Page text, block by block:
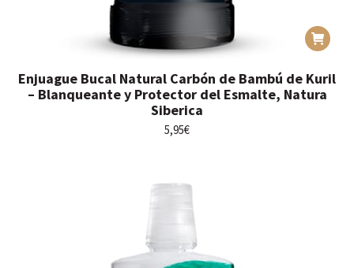
Enjuague Bucal Natural Carbón de Bambú de Kuril
– Blanqueante y Protector del Esmalte, Natura
Siberica
5,95€